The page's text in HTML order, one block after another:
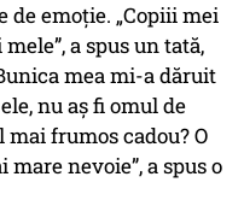
de emoție. „Copiii mei
a spus un tată,
mea mi-a dăruit
nu aș fi omul de
mai frumos cadou? O
nevoie”, a spus o